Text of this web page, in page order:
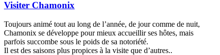
Visiter Chamonix
Toujours animé tout au long de l’année, de jour comme de nuit,
Chamonix se développe pour mieux accueillir ses hôtes, mais
parfois succombe sous le poids de sa notoriété.
Il est des saisons plus propices à la visite que d’autres..